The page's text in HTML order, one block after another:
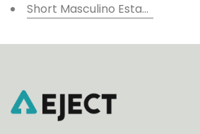
Short Masculino Estampa Tropic